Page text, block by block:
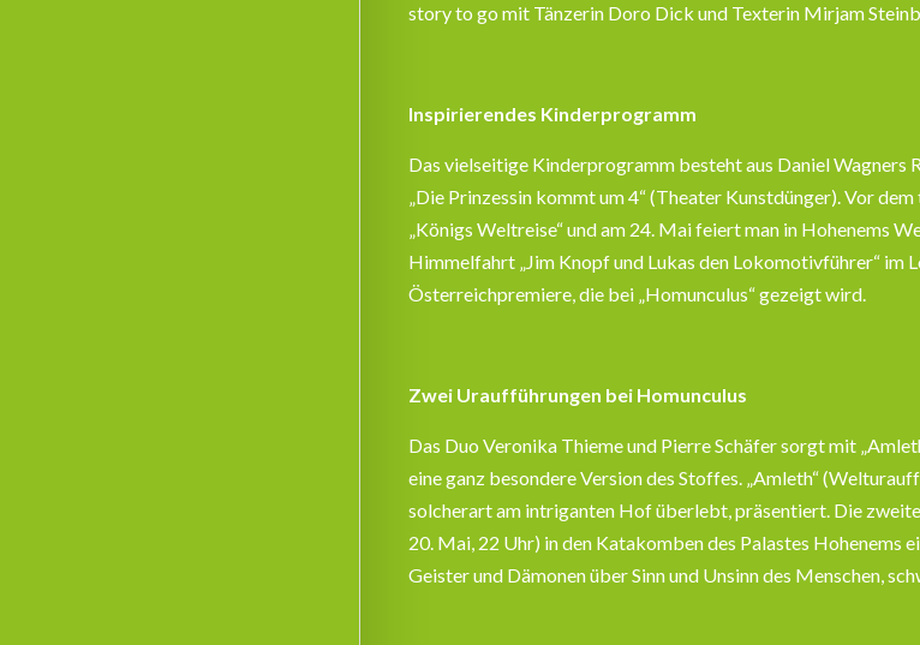
story to go mit Tänzerin Doro Dick und Texterin Mirjam
Inspirierendes Kinderprogramm
Das vielseitige Kinderprogramm besteht aus Daniel Wagners
„Die Prinzessin kommt um 4“ (Theater Kunstdünger). Vor
„Königs Weltreise“ und am 24. Mai feiert man in Hohenems
Himmelfahrt „Jim Knopf und Lukas den Lokomotivführer“ im
Österreichpremiere, die bei „Homunculus“ gezeigt wird.
Zwei Uraufführungen bei Homunculus
Das Duo Veronika Thieme und Pierre Schäfer sorgt mit
eine ganz besondere Version des Stoffes. „Amleth“
solcherart am intriganten Hof überlebt, präsentiert. Die
20. Mai, 22 Uhr) in den Katakomben des Palastes Hohenems
Geister und Dämonen über Sinn und Unsinn des Menschen,